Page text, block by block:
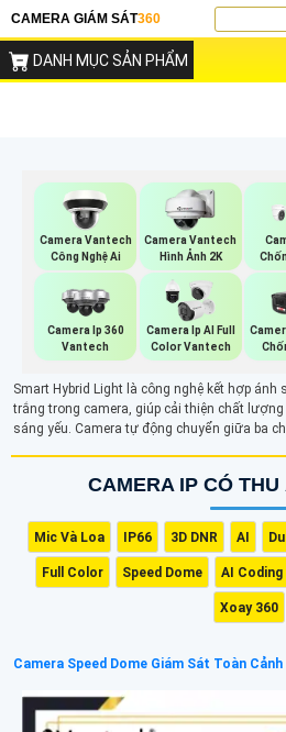
CAMERA GIÁM SÁT360
DANH MỤC SẢN PHẨM
Camera Vantech
Công Nghệ Ai
Camera Vantech
Hình Ảnh 2K
Camera Ip 360
Vantech
Camera Ip AI Full
Color Vantech
Smart Hybrid Light là công nghệ kết hợp
trắng trong camera, giúp cải thiện chất
sáng yếu. Camera tự động chuyển giữa ba
giám sát hiệu quả linh hoạt, cung cấp hình
CAMERA IP CÓ THU
Mic Và Loa IP66 3D DNR AI
Full Color Speed Dome AI Coding
Xoay 360
Camera Speed Dome Giám Sát Toàn Cảnh